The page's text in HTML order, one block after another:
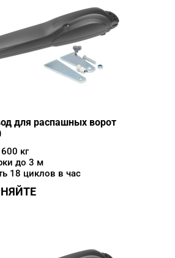
для распашных ворот
кг
до 3 м
18 циклов в час